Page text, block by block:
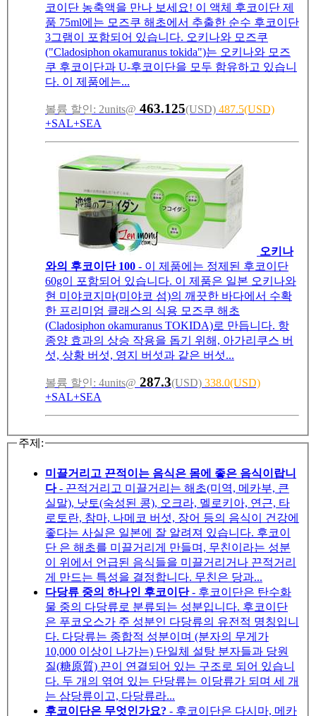
코이단 농축액을 만나 보세요! 이 액체 후코이단 제
품 75ml에는 모즈쿠 해초에서 추출한 순수 후코이단
3그램이 포함되어 있습니다. 오키나와 모즈쿠
("Cladosiphon okamuranus tokida")는 오키나와 모즈
쿠 후코이단과 U-후코이단을 모두 함유하고 있습니
다. 이 제품에는...
볼륨 할인: 2units@ 463.125(USD) 487.5(USD)
+SAL+SEA
오키나
와의 후코이단 100 - 이 제품에는 정제된 후코이단
60g이 포함되어 있습니다. 이 제품은 일본 오키나와
현 미야코지마(미야코 섬)의 깨끗한 바다에서 수확
한 프리미엄 클래스의 식용 모즈쿠 해초
(Cladosiphon okamuranus TOKIDA)로 만듭니다. 항
종양 효과의 상승 작용을 돕기 위해, 아가리쿠스 버
섯, 상황 버섯, 영지 버섯과 같은 버섯...
볼륨 할인: 4units@ 287.3(USD) 338.0(USD)
+SAL+SEA
주제:
미끌거리고 끈적이는 음식은 몸에 좋은 음식이랍니
다- 끈적거리고 미끌거리는 해초(미역, 메카부, 큰
실말), 낫토(숙성된 콩), 오크라, 멜로키아, 연근, 타
로토란, 참마, 나메코 버섯, 장어 등의 음식이 건강에
좋다는 사실은 일본에 잘 알려져 있습니다. 후코이
단 은 해초를 미끌거리게 만들며, 무친이라는 성분
이 위에서 언급된 음식들을 미끌거리거나 끈적거리
게 만드는 특성을 결정합니다. 무친은 당과...
다당류 중의 하나인 후코이단- 후코이단은 탄수화
물 중의 다당류로 분류되는 성분입니다. 후코이단
은 푸코오스가 주 성분인 다당류의 유전적 명칭입니
다. 다당류는 종합적 성분이며 (분자의 무게가
10,000 이상이 나가는) 단일체 설탕 분자들과 당원
질(糖原質) 끈이 연결되어 있는 구조로 되어 있습니
다. 두 개의 엮여 있는 단당류는 이당류가 되며 세 개
는 삼당류이고, 다당류라...
후코이단은 무엇인가요? - 후코이단은 다시마, 메카